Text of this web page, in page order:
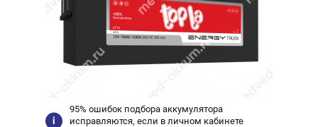
95% ошибок подбора аккумулятора
исправляются, если в личном кабинете